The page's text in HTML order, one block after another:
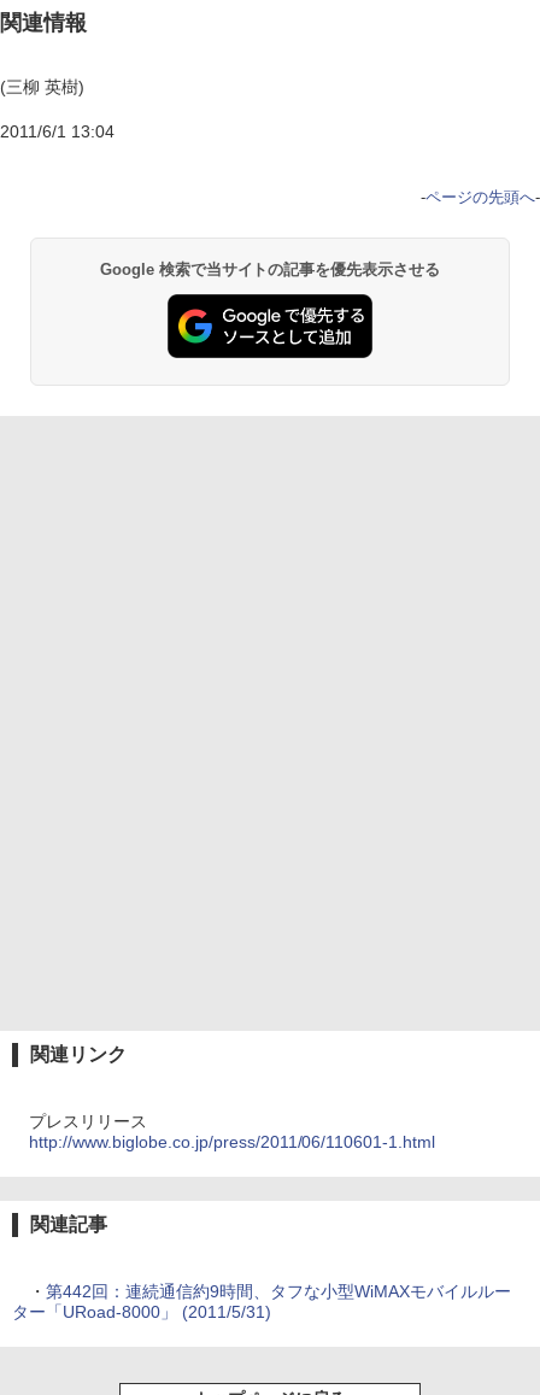
関連情報
(三柳 英樹)
2011/6/1 13:04
-ページの先頭へ-
Google 検索で当サイトの記事を優先表示させる
関連リンク
プレスリリース
http://www.biglobe.co.jp/press/2011/06/110601-1.html
関連記事
・ 第442回：連続通信約9時間、タフな小型WiMAXモバイルルー
ター「URoad-8000」 (2011/5/31)